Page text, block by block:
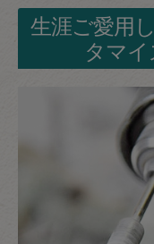
生涯ご愛用
タマ